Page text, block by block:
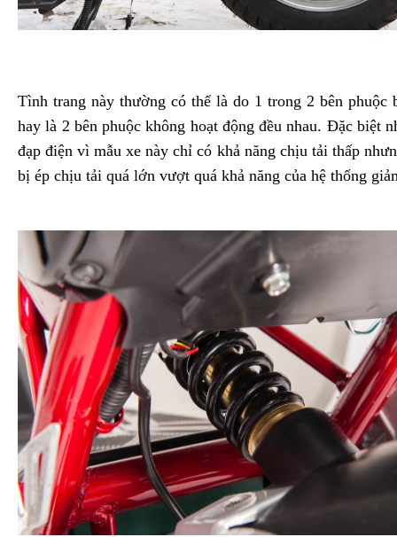
Tình trang này thường có thể là do 1 trong 2 bên phuộc
hay là 2 bên phuộc không hoạt động đều nhau. Đặc biệt
đạp điện vì mẫu xe này chỉ có khả năng chịu tải thấp
bị ép chịu tải quá lớn vượt quá khả năng của hệ thống